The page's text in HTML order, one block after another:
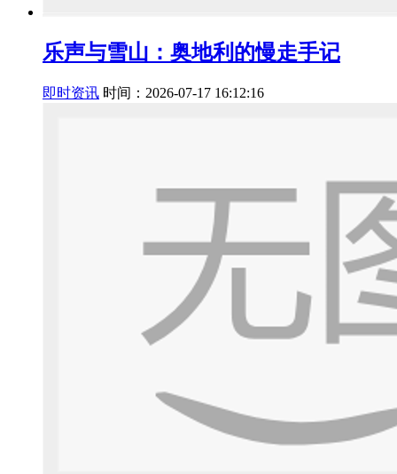
乐声与雪山：奥地利的慢走手记
即时资讯 时间：2026-07-17 16:12:16